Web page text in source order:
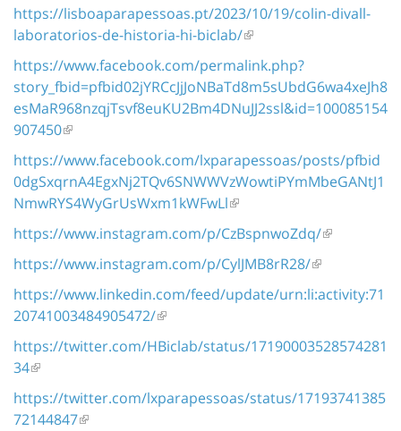
https://lisboaparapessoas.pt/2023/10/19/colin-divall-
laboratorios-de-historia-hi-biclab/
https://www.facebook.com/permalink.php?
story_fbid=pfbid02jYRCcJjJoNBaTd8m5sUbdG6wa4xeJh8
esMaR968nzqjTsvf8euKU2Bm4DNuJJ2ssl&id=100085154
907450
https://www.facebook.com/lxparapessoas/posts/pfbid
0dgSxqrnA4EgxNj2TQv6SNWWVzWowtiPYmMbeGANtJ1
NmwRYS4WyGrUsWxm1kWFwLl
https://www.instagram.com/p/CzBspnwoZdq/
https://www.instagram.com/p/CylJMB8rR28/
https://www.linkedin.com/feed/update/urn:li:activity:71
20741003484905472/
https://twitter.com/HBiclab/status/17190003528574281
34
https://twitter.com/lxparapessoas/status/17193741385
72144847